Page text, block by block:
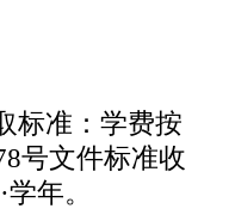
标准：学费按
号文件标准收
年。